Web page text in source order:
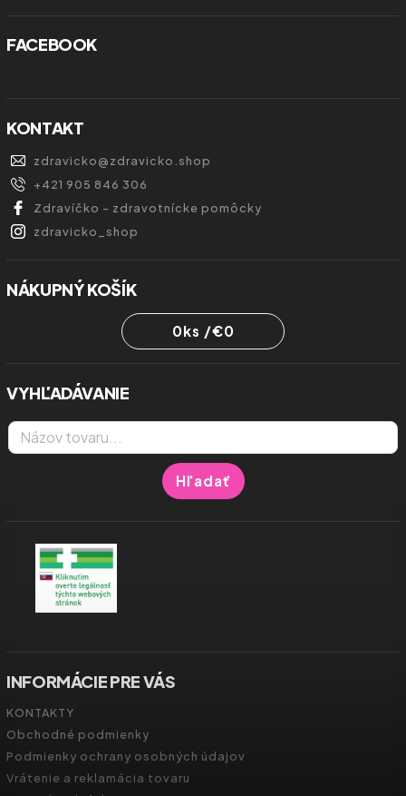
FACEBOOK
KONTAKT
zdravicko@zdravicko.shop
+421 905 846 306
Zdravíčko - zdravotnícke pomôcky
zdravicko_shop
NÁKUPNÝ KOŠÍK
0ks /€0
VYHĽADÁVANIE
Hľadať
INFORMÁCIE PRE VÁS
KONTAKTY
Obchodné podmienky
Podmienky ochrany osobných údajov
Vrátenie a reklamácia tovaru